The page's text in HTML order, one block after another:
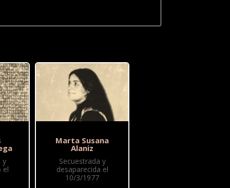
y
el
Marta Susana
Alaniz
Secuestrada y
desaparecida el
10/3/1977